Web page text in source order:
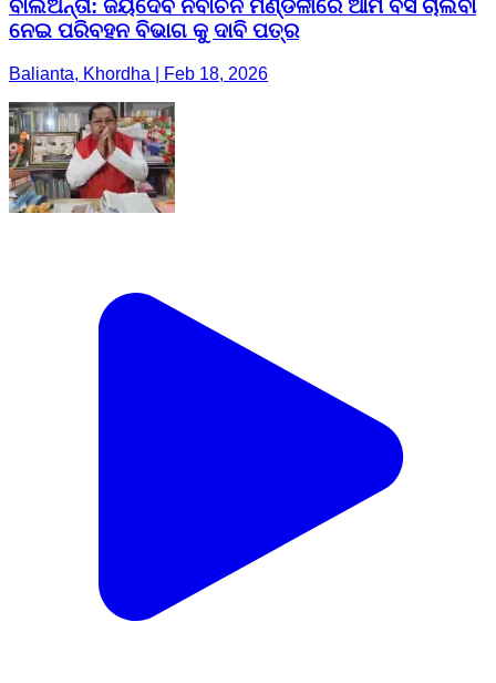
ବାଲିିଅନ୍ତା: ଜୟଦେବ ନିର୍ବାଚନ ମଣ୍ଡଳୀରେ ଆମ ବସ ଚାଲିବା
ନେଇ ପରିବହନ ବିଭାଗ କୁ ଦାବି ପତ୍ର
Balianta, Khordha | Feb 18, 2026